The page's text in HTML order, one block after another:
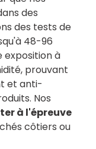
des
des tests de
48-96
exposition à
prouvant
et anti-
Nos
à l'épreuve
côtiers ou